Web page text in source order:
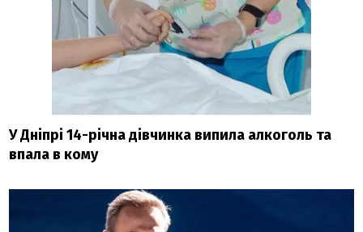
У Дніпрі 14-річна дівчинка випила алкоголь та
впала в кому